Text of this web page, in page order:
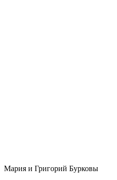
Мария и Григорий Бурковы